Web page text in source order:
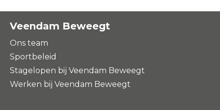
Veendam Beweegt
Ons team
Sportbeleid
Stagelopen bij Veendam Beweegt
Werken bij Veendam Beweegt